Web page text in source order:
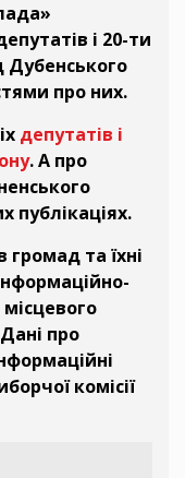
і 20-ти
Дубенського
про них.
депутатів і
. А про
публікаціях.
громад та їхні
про
комісії